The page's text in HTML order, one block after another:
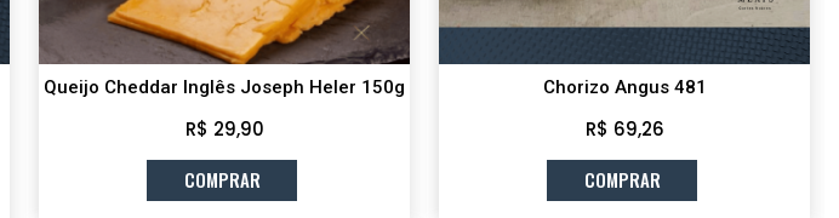
Queijo Cheddar Inglês Joseph Heler 150g
R$ 29,90
COMPRAR
Chorizo Angus 481
R$ 69,26
COMPRAR